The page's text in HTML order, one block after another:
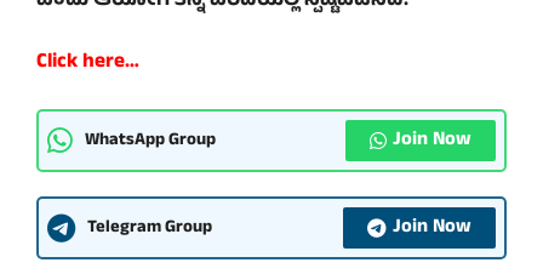
Click here…
WhatsApp Group Join Now
Telegram Group Join Now